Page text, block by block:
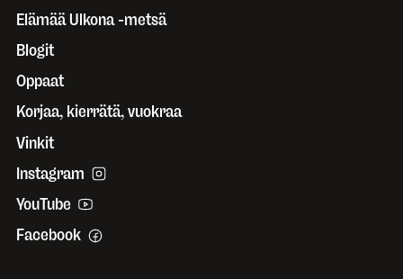
Elämää Ulkona -metsä
Blogit
Oppaat
Korjaa, kierrätä, vuokraa
Vinkit
Instagram
YouTube
Facebook